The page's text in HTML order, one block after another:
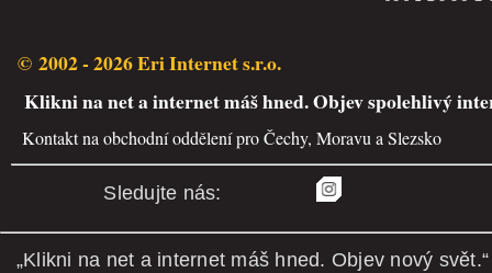
© 2002 - 2026 Eri Internet s.r.o.
Klikni na net a internet máš hned. Objev spolehlivý
Kontakt na obchodní oddělení pro Čechy, Moravu a Slezsko
Sledujte nás:
„Klikni na net a internet máš hned. Objev nový svět.“